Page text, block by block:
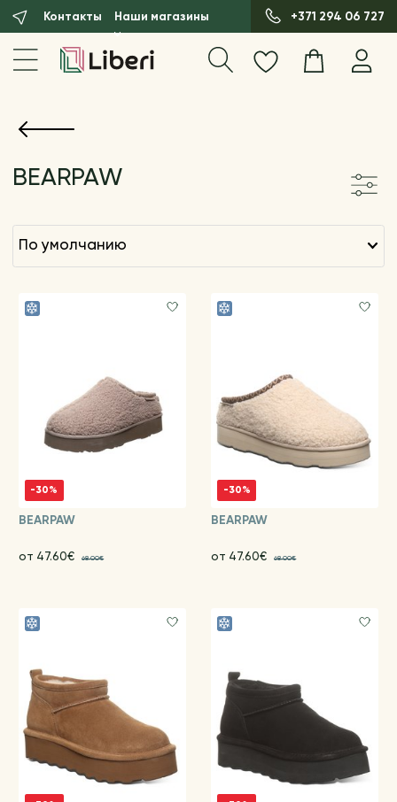
Контакты Наши магазины +371 294 06 727
BEARPAW
по умолчанию
-30%
BEARPAW
от 47.60€ 68.00€
-30%
BEARPAW
от 47.60€ 68.00€